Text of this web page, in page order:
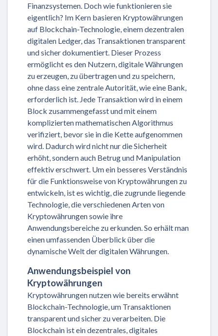
Finanzsystemen. Doch wie funktionieren sie
eigentlich? Im Kern basieren Kryptowährungen
auf Blockchain-Technologie, einem dezentralen
digitalen Ledger, das Transaktionen transparent
und sicher dokumentiert. Dieser Prozess
ermöglicht es den Nutzern, digitale Währungen
zu erzeugen, zu übertragen und zu speichern,
ohne dass eine zentrale Autorität, wie eine Bank,
erforderlich ist. Jede Transaktion wird in einem
Block zusammengefasst und mit einem
komplizierten mathematischen Algorithmus
verifiziert, bevor sie in die Kette aufgenommen
wird. Dadurch wird nicht nur die Sicherheit
erhöht, sondern auch Betrug und Manipulation
effektiv erschwert. Um ein besseres Verständnis
für die Funktionsweise von Kryptowährungen zu
entwickeln, ist es wichtig, die zugrunde liegende
Technologie, die verschiedenen Arten von
Kryptowährungen sowie ihre
Anwendungsbereiche zu erkunden. So erhält man
einen umfassenden Überblick über die
dynamische Welt der digitalen Währungen.
Anwendungsbeispiel von
Kryptowährungen
Kryptowährungen nutzen wie bereits erwähnt
Blockchain-Technologie, um Transaktionen
transparent und sicher zu verarbeiten. Die
Blockchain ist ein dezentrales, digitales